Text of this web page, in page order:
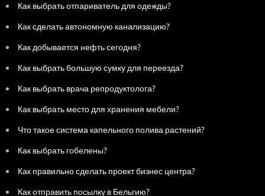
Как выбрать отпариватель для одежды?
Как сделать автономную канализацию?
Как добывается нефть сегодня?
Как выбрать большую сумку для переезда?
Как выбрать врача репродуктолога?
Как выбрать место для хранения мебели?
Что такое система капельного полива растений?
Как выбрать гобелены?
Как правильно сделать проект бизнес центра?
Как отправить посылку в Бельгию?